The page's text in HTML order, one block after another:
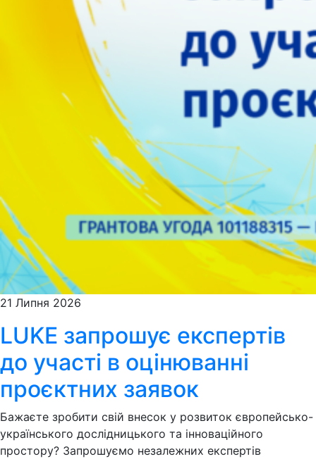
21 Липня 2026
LUKE запрошує експертів
до участі в оцінюванні
проєктних заявок
Бажаєте зробити свій внесок у розвиток європейсько-
українського дослідницького та інноваційного
простору? Запрошуємо незалежних експертів